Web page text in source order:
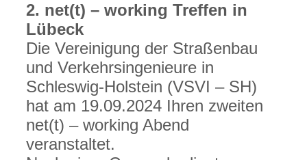
2. net(t) – working Treffen in
Lübeck
Die Vereinigung der Straßenbau
und Verkehrsingenieure in
Schleswig-Holstein (VSVI – SH)
hat am 19.09.2024 Ihren zweiten
net(t) – working Abend
veranstaltet.